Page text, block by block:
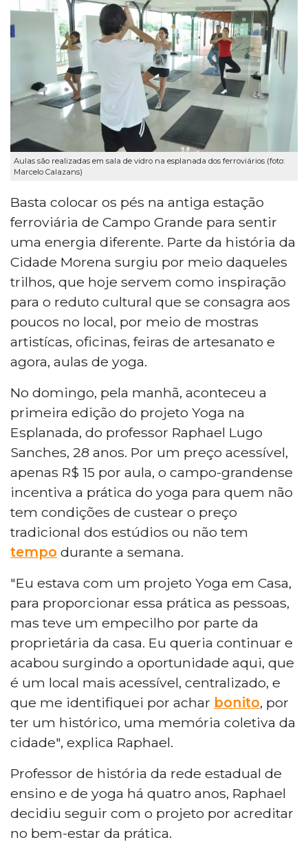
Aulas são realizadas em sala de vidro na esplanada dos ferroviários (foto:
Marcelo Calazans)
Basta colocar os pés na antiga estação
ferroviária de Campo Grande para sentir
uma energia diferente. Parte da história da
Cidade Morena surgiu por meio daqueles
trilhos, que hoje servem como inspiração
para o reduto cultural que se consagra aos
poucos no local, por meio de mostras
artistícas, oficinas, feiras de artesanato e
agora, aulas de yoga.
No domingo, pela manhã, aconteceu a
primeira edição do projeto Yoga na
Esplanada, do professor Raphael Lugo
Sanches, 28 anos. Por um preço acessível,
apenas R$ 15 por aula, o campo-grandense
incentiva a prática do yoga para quem não
tem condições de custear o preço
tradicional dos estúdios ou não tem
tempo durante a semana.
"Eu estava com um projeto Yoga em Casa,
para proporcionar essa prática as pessoas,
mas teve um empecilho por parte da
proprietária da casa. Eu queria continuar e
acabou surgindo a oportunidade aqui, que
é um local mais acessível, centralizado, e
que me identifiquei por achar bonito, por
ter um histórico, uma memória coletiva da
cidade", explica Raphael.
Professor de história da rede estadual de
ensino e de yoga há quatro anos, Raphael
decidiu seguir com o projeto por acreditar
no bem-estar da prática.